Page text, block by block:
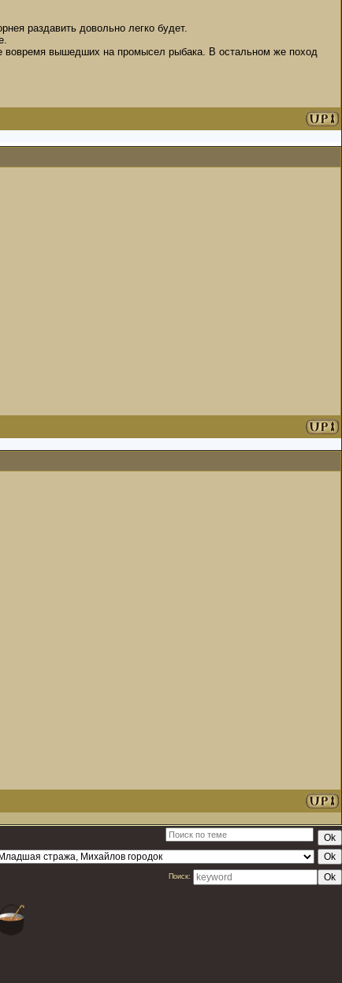
раздавить довольно легко будет.
вовремя вышедших на промысел рыбака. В остальном же поход
Поиск: